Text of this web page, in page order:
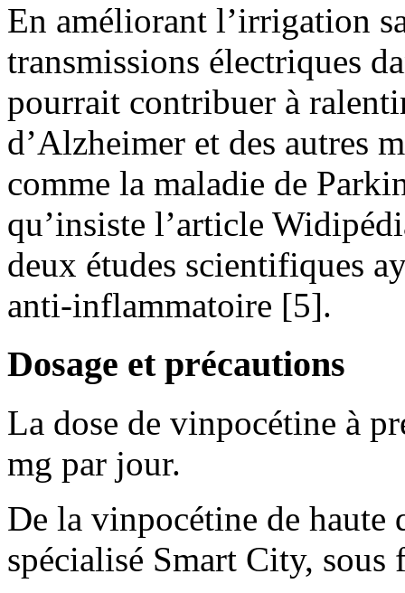
En améliorant l’irrigation
transmissions électriques
pourrait contribuer à
d’Alzheimer et des autres
comme la maladie de
qu’insiste l’article
deux études scientifiques
anti-inflammatoire [5].
Dosage et précautions
La dose de vinpocétine à
mg par jour.
De la vinpocétine de haute
spécialisé Smart City,